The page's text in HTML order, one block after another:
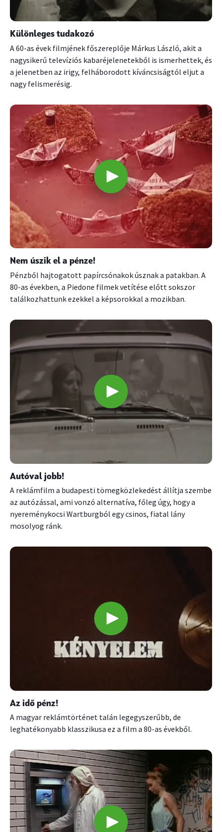
Különleges tudakozó
A 60-as évek filmjének főszereplője Márkus László, akit a
nagysikerű televíziós kabaréjelenetekből is ismerhettek, és
a jelenetben az irigy, felháborodott kíváncsiságtól eljut a
nagy felismerésig.
Nem úszik el a pénze!
Pénzből hajtogatott papírcsónakok úsznak a patakban. A
80-as években, a Piedone filmek vetítése előtt sokszor
találkozhattunk ezekkel a képsorokkal a mozikban.
Autóval jobb!
A reklámfilm a budapesti tömegközlekedést állítja szembe
az autózással, ami vonzó alternatíva, főleg úgy, hogy a
nyereménykocsi Wartburgból egy csinos, fiatal lány
mosolyog ránk.
Az idő pénz!
A magyar reklámtörténet talán legegyszerűbb, de
leghatékonyabb klasszikusa ez a film a 80-as évekből.